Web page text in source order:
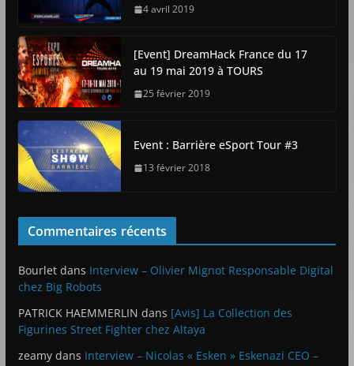
4 avril 2019
[Event] DreamHack France du 17
au 19 mai 2019 à TOURS
25 février 2019
Event : Barrière eSport Tour #3
13 février 2018
Commentaires récents
Bourletdans Interview – Olivier Mignot Responsable Digital
chez Big Robots
PATRICK HAEMMERLIN dans [Avis] La Collection des
Figurines Street Fighter chez Altaya
zeamydans Interview – Nicolas « Esken » Eskenazi CEO –